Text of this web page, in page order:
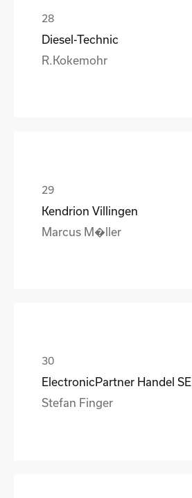
Diesel-Technic
R.Kokemohr
Kendrion Villingen
Marcus M�ller
ElectronicPartner Handel SE
Stefan Finger